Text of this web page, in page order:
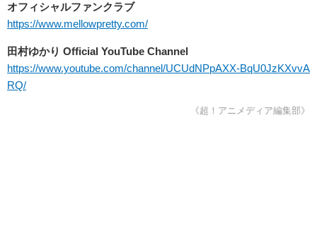
オフィシャルファンクラブ
https://www.mellowpretty.com/
田村ゆかり Official YouTube Channel
https://www.youtube.com/channel/UCUdNPpAXX-BqU0JzKXvvA
RQ/
《超！アニメディア編集部》